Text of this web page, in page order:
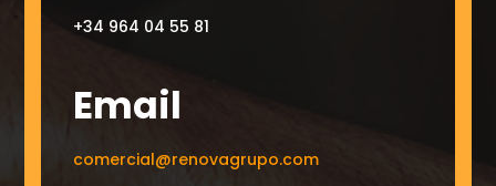
+34 964 04 55 81
Email
comercial@renovagrupo.com